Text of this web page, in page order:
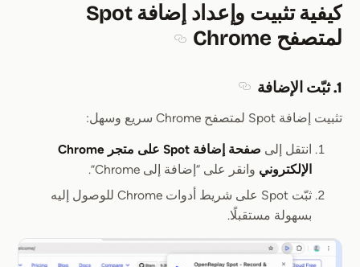
كيفية تثبيت وإعداد إضافة Spot
لمتصفح Chrome
1. ثبّت الإضافة
تثبيت إضافة Spot لمتصفح Chrome سريع وسهل:
انتقل إلى
صفحة إضافة Spot على متجر Chrome
الإلكتروني وانقر على “إضافة إلى Chrome”.
ثبّت Spot على شريط أدوات Chrome للوصول إليه
بسهولة مستقبلًا.